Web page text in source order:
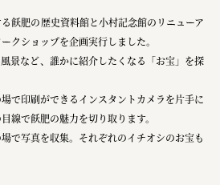
グス株式会社
ヒーシステム株式会社
社
飫肥の歴史資料館と小村記念館のリニューア
クショップを企画実行しました。
景など、誰かに紹介したくなる「お宝」を探
で印刷ができるインスタントカメラを片手に
線で飫肥の魅力を切り取ります。
で写真を収集。それぞれのイチオシのお宝も